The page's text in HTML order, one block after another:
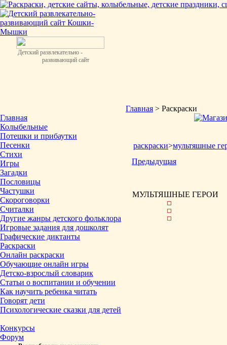
Детский развлекательно -
развивающий сайт
Главная
Колыбельные
Потешки и прибаутки
Песенки
Стихи
Игры
Загадки
Пословицы
Частушки
Скороговорки
Считалки
Другие жанры детского фольклора
Игровые задания для дошколят
Графические диктанты
Раскраски
Онлайн раскраски
Обучающие онлайн игры
Детско-взрослый словарик
Статьи о воспитании и обучении
Как научить ребенка читать
Говорят дети
Психологические сказки для детей
Конкурсы
Форум
Главная > Раскраски
раскраски>мультяшные
Предыдущая
МУЛЬТЯШНЫЕ ГЕРОИ